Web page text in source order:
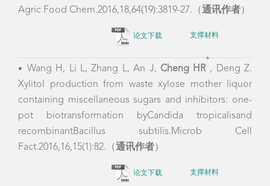
Agric Food Chem.2016,18,64(19):3819-27.（通讯作者）
论文下载 支撑材料
• Wang H, Li L, Zhang L, An J, Cheng HR
*
, Deng Z.
Xylitol production from waste xylose mother liquor
containing miscellaneous sugars and inhibitors: one-
pot biotransformation byCandida tropicalisand
recombinantBacillus subtilis.Microb Cell
Fact.2016,16,15(1):82.（通讯作者）
论文下载 支撑材料